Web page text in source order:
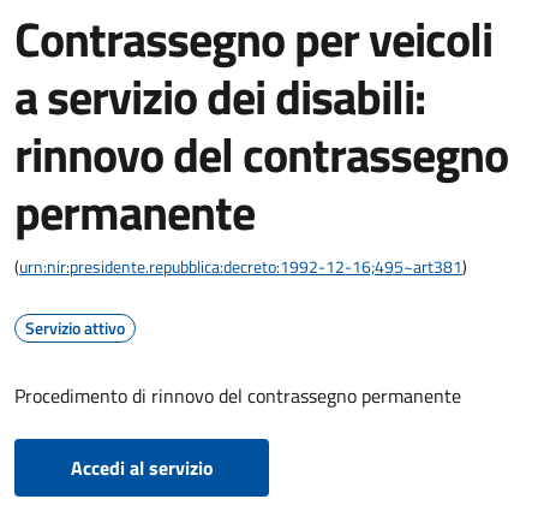
Contrassegno per veicoli
a servizio dei disabili:
rinnovo del contrassegno
permanente
(urn:nir:presidente.repubblica:decreto:1992-12-16;495~art381)
Servizio attivo
Procedimento di rinnovo del contrassegno permanente
Accedi al servizio